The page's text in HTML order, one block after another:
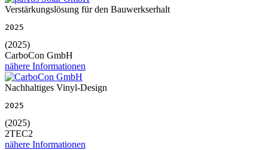
Verstärkungslösung für den Bauwerkserhalt
2025
(2025)
CarboCon GmbH
nähere Informationen
Nachhaltiges Vinyl-Design
2025
(2025)
2TEC2
nähere Informationen